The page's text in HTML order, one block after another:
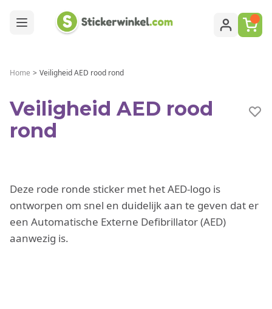
Home > Veiligheid AED rood rond
Veiligheid AED rood
rond
Deze rode ronde sticker met het AED-logo is
ontworpen om snel en duidelijk aan te geven dat er
een Automatische Externe Defibrillator (AED)
aanwezig is.